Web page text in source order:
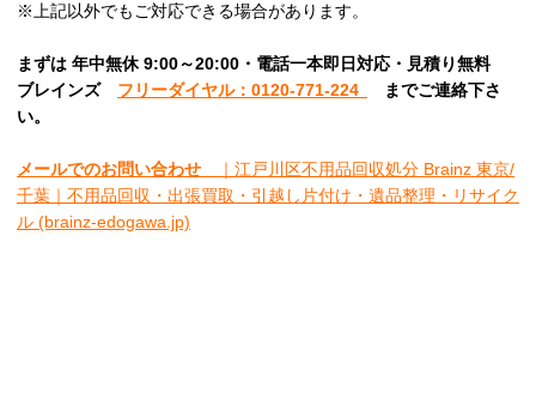
※上記以外でもご対応できる場合があります。
まずは 年中無休 9:00～20:00・電話一本即日対応・見積り無料
ブレインズ フリーダイヤル：0120-771-224 までご連絡下さ
い。
メールでのお問い合わせ
｜江戸川区不用品回収処分 Brainz 東京/
千葉｜不用品回収・出張買取・引越し片付け・遺品整理・リサイク
ル (brainz-edogawa.jp)